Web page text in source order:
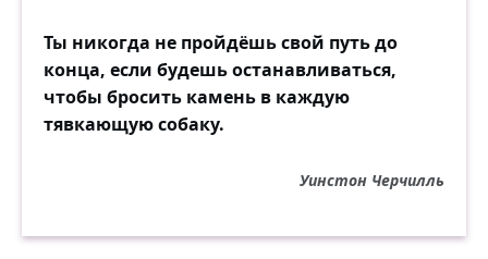
Ты никогда не пройдёшь свой путь до
конца, если будешь останавливаться,
чтобы бросить камень в каждую
тявкающую собаку.
Уинстон Черчилль